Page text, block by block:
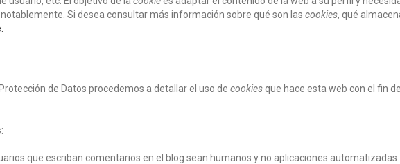
Si desea consultar más información sobre qué son las cookies, qué
de Datos procedemos a detallar el uso de cookiesque hace esta web con el fin
:
que escriban comentarios en el blog sean humanos y no aplicaciones